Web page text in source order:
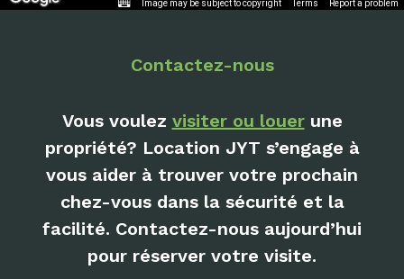
Image may be subject to copyright Terms Report a problem
Contactez-nous
Vous voulez visiter ou louerune
propriété? Location JYT s’engage à
vous aider à trouver votre prochain
chez-vous dans la sécurité et la
facilité. Contactez-nous aujourd’hui
pour réserver votre visite.